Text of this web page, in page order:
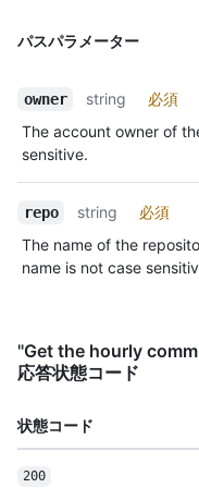
パスパラメーター
owner string
必須
The account owner of
sensitive.
repo string
必須
The name of the
name is not case
"Get the hourly
応答状態コード
状態コード
200